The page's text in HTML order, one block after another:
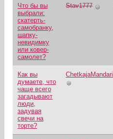
Что бы вы
выбрали:
скатерть-
самобранку,
шапку-
невидимку
или ковер-
самолет?
Stav1777
Как вы
думаете, что
чаще всего
загадывают
люди,
задувая
свечи на
торте?